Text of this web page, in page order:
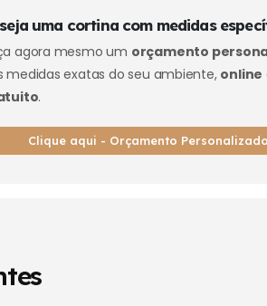
uma cortina com medidas
agora mesmo um orçamento
medidas exatas do seu ambiente, online
.
Clique aqui - Orçamento Personalizado